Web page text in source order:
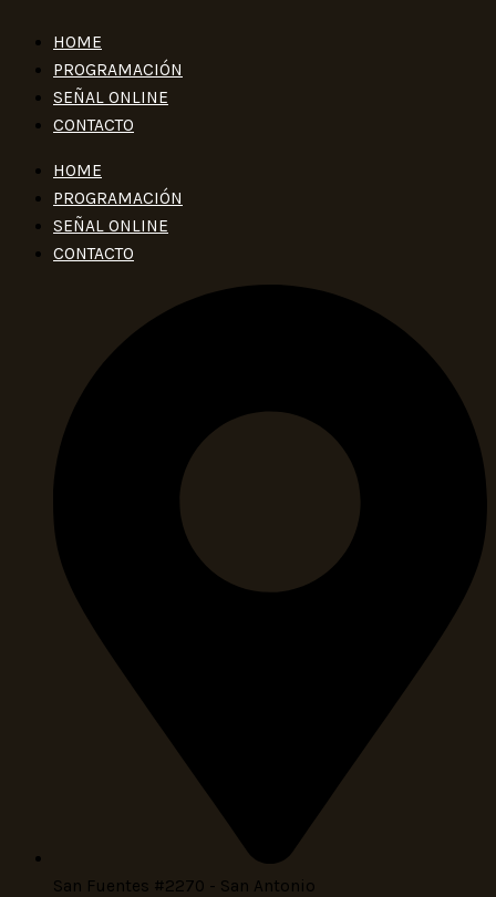
HOME
PROGRAMACIÓN
SEÑAL ONLINE
CONTACTO
HOME
PROGRAMACIÓN
SEÑAL ONLINE
CONTACTO
San Fuentes #2270 - San Antonio